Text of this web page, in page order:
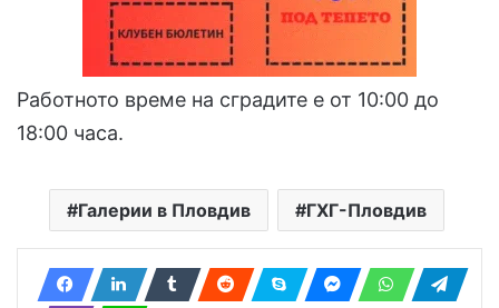
Работното време на сградите е от 10:00 до
18:00 часа.
Галерии в Пловдив ГХГ-Пловдив